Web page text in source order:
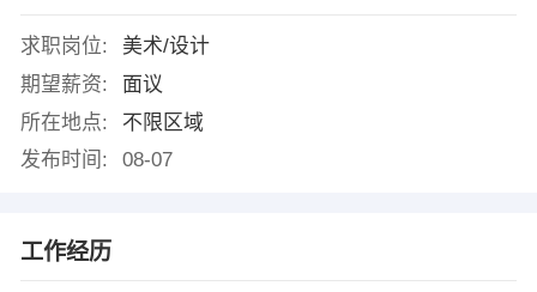
求职岗位:
美术/设计
期望薪资:
面议
所在地点:
不限区域
发布时间:
08-07
工作经历